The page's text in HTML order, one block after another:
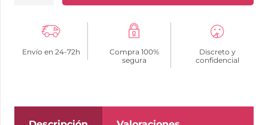
AUMENTO
DE
cantidad
Envío en 24-72h
Compra 100%
segura
Discreto y
confidencial